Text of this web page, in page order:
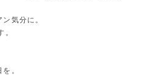
気分に。
。